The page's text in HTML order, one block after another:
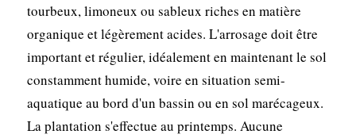
tourbeux, limoneux ou sableux riches en matière
organique et légèrement acides. L'arrosage doit être
important et régulier, idéalement en maintenant le sol
constamment humide, voire en situation semi-
aquatique au bord d'un bassin ou en sol marécageux.
La plantation s'effectue au printemps. Aucune